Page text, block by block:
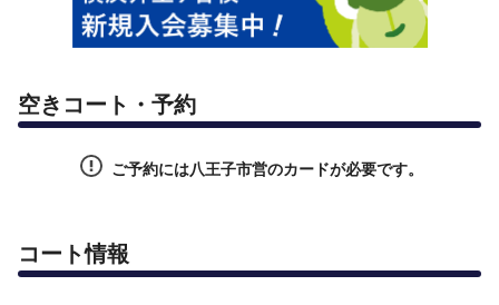
空きコート・予約
ご予約には八王子市営のカードが必要です。
コート情報